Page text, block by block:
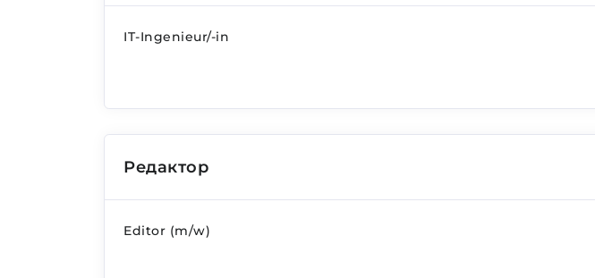
IT-Ingenieur/-in
Редактор
Editor (m/w)